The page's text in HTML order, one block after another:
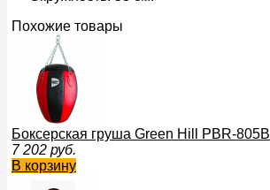
Похожие товары
Боксерская груша Green Hill PBR-805B
7 202 руб.
В корзину